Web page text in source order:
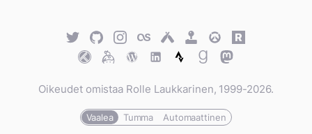
TwitterGitHubTwitterLast.fmUntappd
Retro
Achievements
Overwatch
Rawg.io
TraktKeybaseWordPress
WordPress
StravaGoodreads
Mastodon
Oikeudet omistaa Rolle Laukkarinen, 1999-2026.
Vaalea Tumma Automaattinen